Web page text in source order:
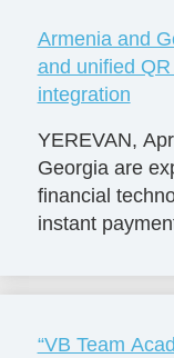
Armenia and
and unified
integration
YEREVAN,
Georgia are
financial
instant
“VB Team